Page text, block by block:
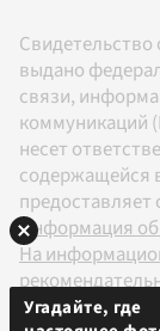
выдано
связи,
коммуникаций
несет
содержащейся
Информация об
На
Правилами
Угадайте, где